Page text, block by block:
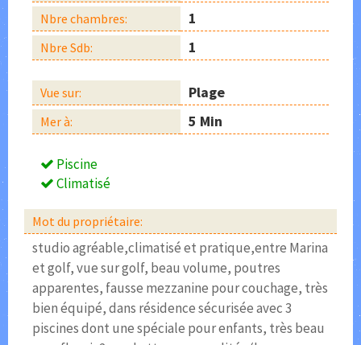
Nbre chambres: 1
Nbre Sdb: 1
Vue sur: Plage
Mer à: 5 Min
Piscine
Climatisé
Mot du propriétaire:
studio agréable,climatisé et pratique,entre Marina
et golf, vue sur golf, beau volume, poutres
apparentes, fausse mezzanine pour couchage, très
bien équipé, dans résidence sécurisée avec 3
piscines dont une spéciale pour enfants, très beau